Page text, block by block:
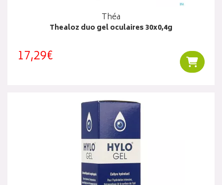
Théa
Thealoz duo gel oculaires 30x0,4g
17,29€